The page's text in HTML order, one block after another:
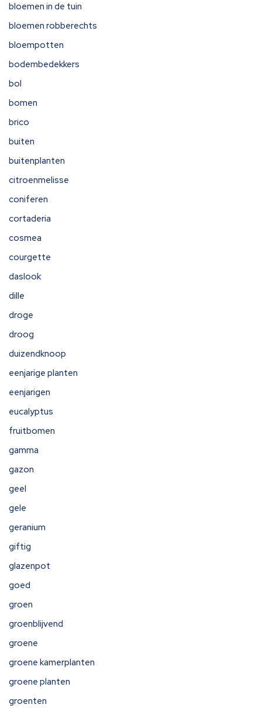
bloemen in de tuin
bloemen robberechts
bloempotten
bodembedekkers
bol
bomen
brico
buiten
buitenplanten
citroenmelisse
coniferen
cortaderia
cosmea
courgette
daslook
dille
droge
droog
duizendknoop
eenjarige planten
eenjarigen
eucalyptus
fruitbomen
gamma
gazon
geel
gele
geranium
giftig
glazenpot
goed
groen
groenblijvend
groene
groene kamerplanten
groene planten
groenten